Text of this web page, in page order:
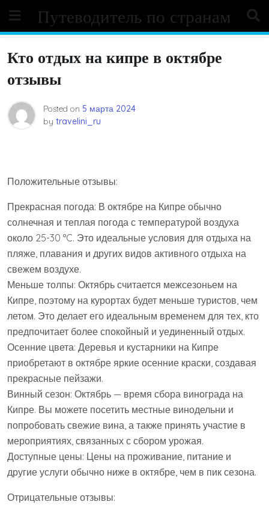
content
Путеводитель по странам
Кто отдых на кипре в октябре
отзывы
Posted on 5 марта 2024
by travelini_ru
Положительные отзывы:
Прекрасная погода: В октябре на Кипре обычно
солнечная и теплая погода с температурой воздуха
около 25-30 °C. Это идеальные условия для отдыха на
пляже, плавания и других видов активного отдыха на
свежем воздухе.
Меньше толпы: Октябрь считается межсезоньем на
Кипре, поэтому на курортах будет меньше туристов, чем
летом. Это делает его идеальным временем для тех, кто
предпочитает более спокойный и уединенный отдых.
Осенние цвета: Деревья и кустарники на Кипре
приобретают в октябре яркие осенние краски, создавая
прекрасные пейзажи.
Винный сезон: Октябрь — время сбора винограда на
Кипре. Вы можете посетить местные винодельни и
попробовать свежие вина, а также принять участие в
мероприятиях, связанных с сбором урожая.
Доступные цены: Цены на проживание, питание и
другие услуги обычно ниже в октябре, чем в пик сезона.
Отрицательные отзывы: